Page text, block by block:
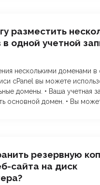
разместить
одной учетной
несколькими доменами в
cPanel вы можете
домены. • Ваша учетная
основной домен. • Вы
резервную
сайта на диск